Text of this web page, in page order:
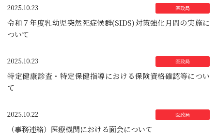
2025.10.23
令和７年度乳幼児突然死症候群(SIDS)対策強化月間の実施に
ついて
2025.10.23
特定健康診査・特定保健指導における保険資格確認等につい
て
2025.10.22
（事務連絡）医療機関における面会について